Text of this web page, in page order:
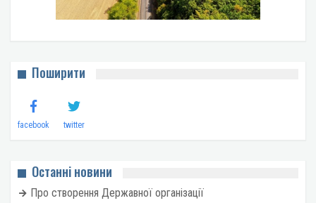
Поширити
facebook twitter
Останні новини
Про створення Державної організації